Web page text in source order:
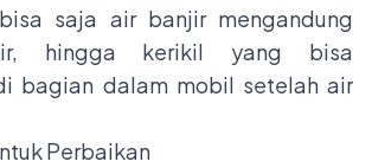
saja air banjir mengandung
hingga kerikil yang bisa
bagian dalam mobil setelah air
Perbaikan